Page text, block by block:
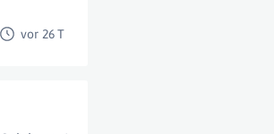
vor 26 T